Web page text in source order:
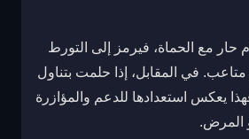
حار مع الحماة، فيرمز إلى التورط
في المقابل، إذا حلمت بتناول
يعكس استعدادها للدعم والمؤازرة
المرض.